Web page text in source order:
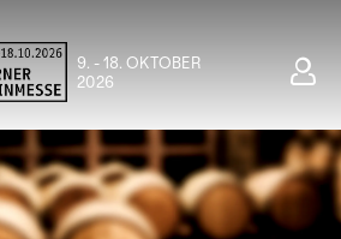
9. - 18. OKTOBER
2026